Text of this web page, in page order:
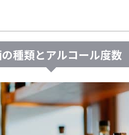
種類とアルコール度数